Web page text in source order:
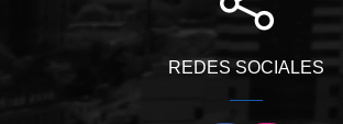
REDES SOCIALES